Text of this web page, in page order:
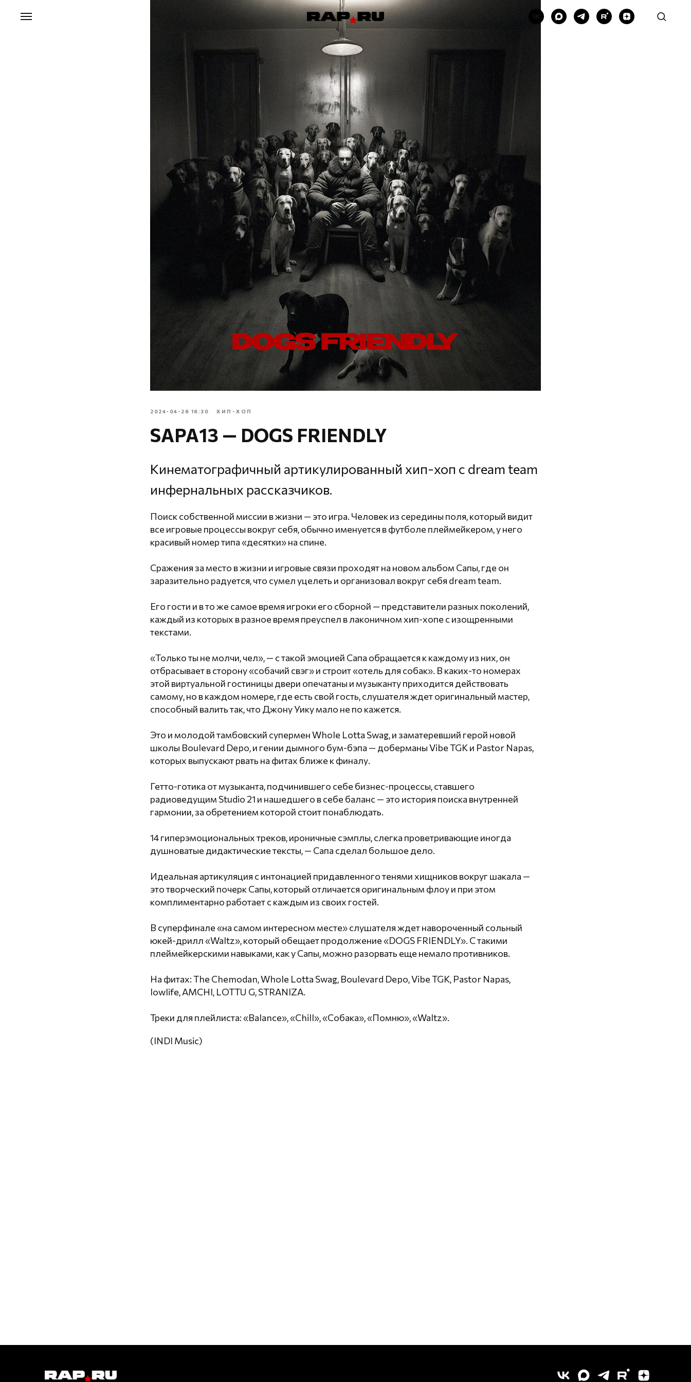
2024-04-26 16:30 ХИП-ХОП
SAPA13 — DOGS FRIENDLY
Кинематографичный артикулированный хип-хоп с dream team
инфернальных рассказчиков.
Поиск собственной миссии в жизни — это игра. Человек из середины поля, который видит
все игровые процессы вокруг себя, обычно именуется в футболе плеймейкером, у него
красивый номер типа «десятки» на спине.
Сражения за место в жизни и игровые связи проходят на новом альбом Сапы, где он
заразительно радуется, что сумел уцелеть и организовал вокруг себя dream team.
Его гости и в то же самое время игроки его сборной — представители разных поколений,
каждый из которых в разное время преуспел в лаконичном хип-хопе с изощренными
текстами.
«Только ты не молчи, чел», — с такой эмоцией Сапа обращается к каждому из них, он
отбрасывает в сторону «собачий свэг» и строит «отель для собак». В каких-то номерах
этой виртуальной гостиницы двери опечатаны и музыканту приходится действовать
самому, но в каждом номере, где есть свой гость, слушателя ждет оригинальный мастер,
способный валить так, что Джону Уику мало не по кажется.
Это и молодой тамбовский супермен Whole Lotta Swag, и заматеревший герой новой
школы Boulevard Depo, и гении дымного бум-бэпа — доберманы Vibe TGK и Pastor Napas,
которых выпускают рвать на фитах ближе к финалу.
Гетто-готика от музыканта, подчинившего себе бизнес-процессы, ставшего
радиоведущим Studio 21 и нашедшего в себе баланс — это история поиска внутренней
гармонии, за обретением которой стоит понаблюдать.
14 гиперэмоциональных треков, ироничные сэмплы, слегка проветривающие иногда
душноватые дидактические тексты, — Сапа сделал большое дело.
Идеальная артикуляция с интонацией придавленного тенями хищников вокруг шакала —
это творческий почерк Сапы, который отличается оригинальным флоу и при этом
комплиментарно работает с каждым из своих гостей.
В суперфинале «на самом интересном месте» слушателя ждет навороченный сольный
юкей-дрилл «Waltz», который обещает продолжение «DOGS FRIENDLY». С такими
плеймейкерскими навыками, как у Сапы, можно разорвать еще немало противников.
На фитах: The Chemodan, Whole Lotta Swag, Boulevard Depo, Vibe TGK, Pastor Napas,
lowlife, AMCHI, LOTTU G, STRANIZA.
Треки для плейлиста: «Balance», «Chill», «Собака», «Помню», «Waltz».
(INDI Music)